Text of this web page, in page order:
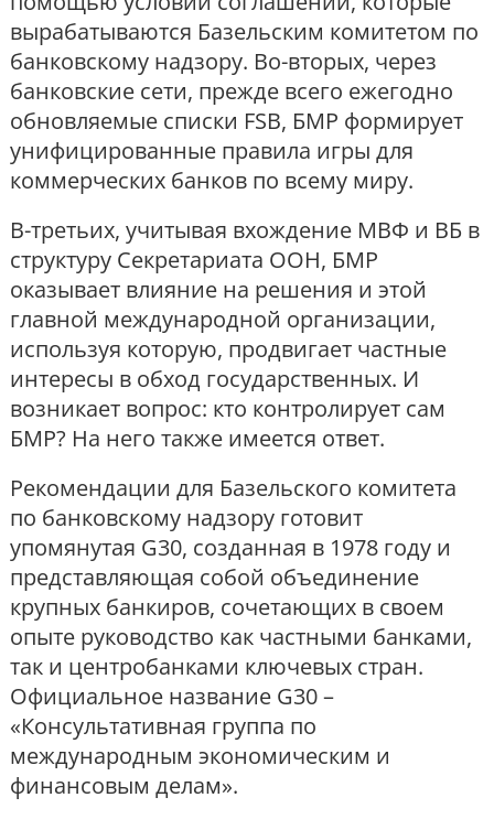
вырабатываются Базельским комитетом по
банковскому надзору. Во-вторых, через
банковские сети, прежде всего ежегодно
обновляемые списки FSB, БМР формирует
унифицированные правила игры для
коммерческих банков по всему миру.
В-третьих, учитывая вхождение МВФ и ВБ в
структуру Секретариата ООН, БМР
оказывает влияние на решения и этой
главной международной организации,
используя которую, продвигает частные
интересы в обход государственных. И
возникает вопрос: кто контролирует сам
БМР? На него также имеется ответ.
Рекомендации для Базельского комитета
по банковскому надзору готовит
упомянутая G30, созданная в 1978 году и
представляющая собой объединение
крупных банкиров, сочетающих в своем
опыте руководство как частными банками,
так и центробанками ключевых стран.
Официальное название G30 –
«Консультативная группа по
международным экономическим и
финансовым делам».